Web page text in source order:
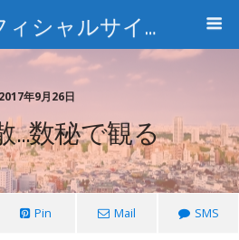
岡部雅オフィシャルサイト〜石の魅惑と数字のトリコ〜
2017年9月26日
…数秘で観る
Pin Mail SMS